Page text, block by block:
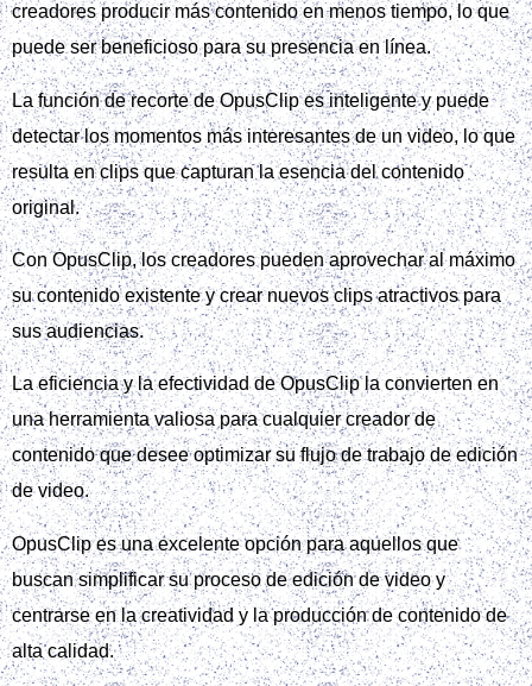
creadores producir más contenido en menos tiempo, lo que
puede ser beneficioso para su presencia en línea.
La función de recorte de OpusClip es inteligente y puede
detectar los momentos más interesantes de un video, lo que
resulta en clips que capturan la esencia del contenido
original.
Con OpusClip, los creadores pueden aprovechar al máximo
su contenido existente y crear nuevos clips atractivos para
sus audiencias.
La eficiencia y la efectividad de OpusClip la convierten en
una herramienta valiosa para cualquier creador de
contenido que desee optimizar su flujo de trabajo de edición
de video.
OpusClip es una excelente opción para aquellos que
buscan simplificar su proceso de edición de video y
centrarse en la creatividad y la producción de contenido de
alta calidad.